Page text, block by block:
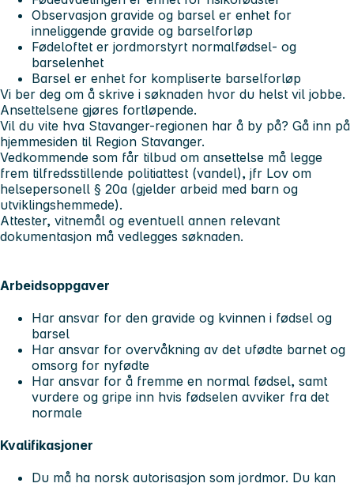
Observasjon gravide og barsel er enhet for
inneliggende gravide og barselforløp
Fødeloftet er jordmorstyrt normalfødsel- og
barselenhet
Barsel er enhet for kompliserte barselforløp
Vi ber deg om å skrive i søknaden hvor du helst vil jobbe.
Ansettelsene gjøres fortløpende.
Vil du vite hva Stavanger-regionen har å by på? Gå inn på
hjemmesiden til Region Stavanger.
Vedkommende som får tilbud om ansettelse må legge
frem tilfredsstillende politiattest (vandel), jfr Lov om
helsepersonell § 20a (gjelder arbeid med barn og
utviklingshemmede).
Attester, vitnemål og eventuell annen relevant
dokumentasjon må vedlegges søknaden.
Arbeidsoppgaver
Har ansvar for den gravide og kvinnen i fødsel og
barsel
Har ansvar for overvåkning av det ufødte barnet og
omsorg for nyfødte
Har ansvar for å fremme en normal fødsel, samt
vurdere og gripe inn hvis fødselen avviker fra det
normale
Kvalifikasjoner
Du må ha norsk autorisasjon som jordmor. Du kan